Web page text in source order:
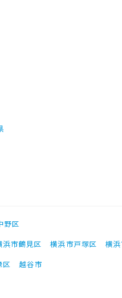
野区
浜市鶴見区 横浜市戸塚区
横
区
越谷市